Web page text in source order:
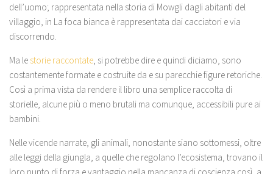
dell’uomo; rappresentata nella storia di Mowgli dagli abitanti del
villaggio, in La foca bianca è rappresentata dai cacciatori e via
discorrendo.
Ma le storie raccontate , si potrebbe dire e quindi diciamo, sono
costantemente formate e costruite da e su parecchie figure retoriche.
Così a prima vista da rendere il libro una semplice raccolta di
storielle, alcune più o meno brutali ma comunque, accessibili pure ai
bambini.
Nelle vicende narrate, gli animali, nonostante siano sottomessi, oltre
alle leggi della giungla, a quelle che regolano l’ecosistema, trovano il